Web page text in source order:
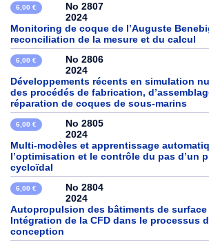
6,00 €
No 2807
2024
Monitoring de coque de l’Auguste
reconciliation de la mesure et du calcul
6,00 €
No 2806
2024
Développements récents en simulation
des procédés de fabrication,
réparation de coques de sous-marins
6,00 €
No 2805
2024
Multi-modèles et apprentissage
l’optimisation et le contrôle du pas d’un
cycloïdal
6,00 €
No 2804
2024
Autopropulsion des bâtiments de surface
Intégration de la CFD dans le processus
conception